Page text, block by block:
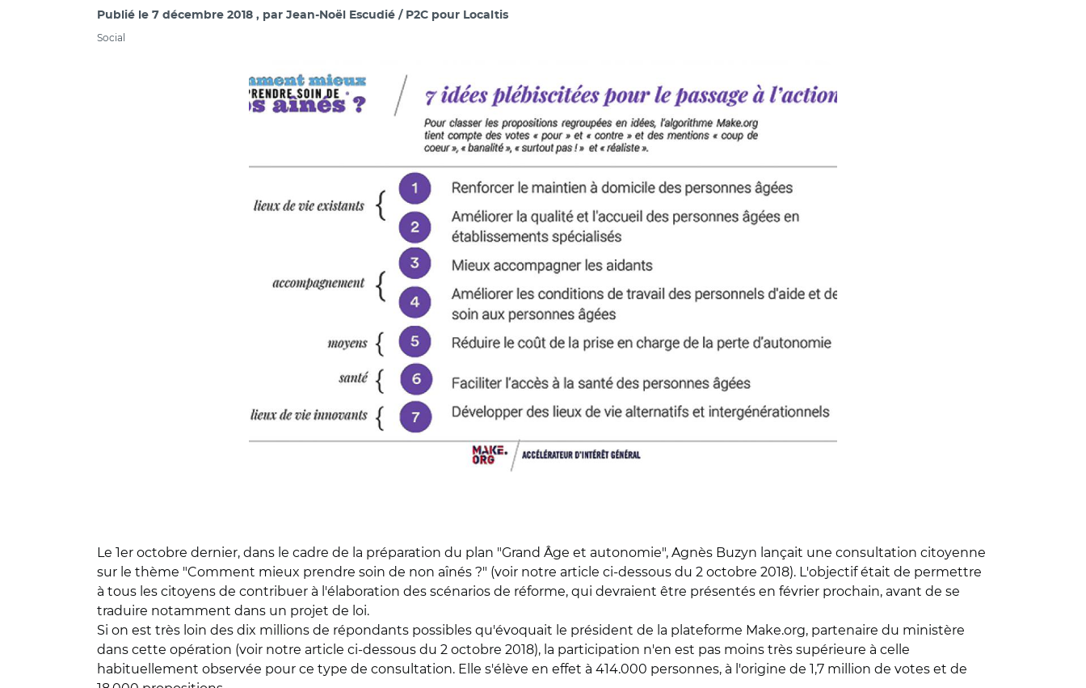
Publié le 7 décembre 2018 par Jean-Noël Escudié / P2C pour Localtis
Social
Le 1er octobre dernier, dans le cadre de la préparation du plan "Grand Âge et autonomie", Agnès Buzyn lançait une consultation citoyenne
sur le thème "Comment mieux prendre soin de non aînés ?" (voir notre article ci-dessous du 2 octobre 2018). L'objectif était de permettre
à tous les citoyens de contribuer à l'élaboration des scénarios de réforme, qui devraient être présentés en février prochain, avant de se
traduire notamment dans un projet de loi.
Si on est très loin des dix millions de répondants possibles qu'évoquait le président de la plateforme Make.org, partenaire du ministère
dans cette opération (voir notre article ci-dessous du 2 octobre 2018), la participation n'en est pas moins très supérieure à celle
habituellement observée pour ce type de consultation. Elle s'élève en effet à 414.000 personnes, à l'origine de 1,7 million de votes et de